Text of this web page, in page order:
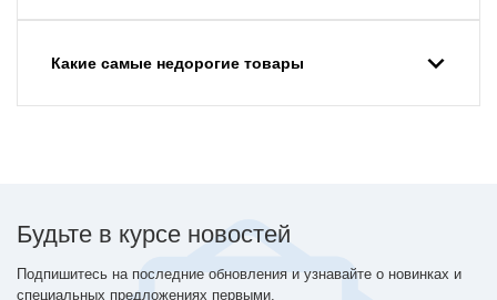
Какие самые недорогие товары
Будьте в курсе новостей
Подпишитесь на последние обновления и узнавайте о новинках и
специальных предложениях первыми.